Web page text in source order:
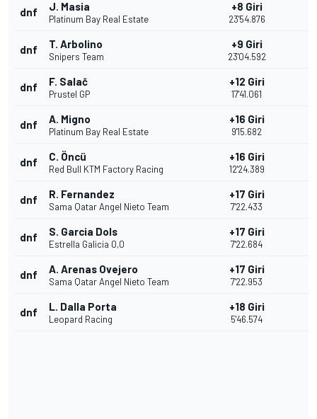
dnf J. Masia
Platinum Bay Real Estate
+8 Giri
23'54.876
dnf T. Arbolino
Snipers Team
+9 Giri
23'04.592
dnf F. Salač
Prustel GP
+12 Giri
17'41.061
dnf A. Migno
Platinum Bay Real Estate
+16 Giri
9'15.682
dnf C. Öncü
Red Bull KTM Factory Racing
+16 Giri
12'24.389
dnf R. Fernandez
Sama Qatar Angel Nieto Team
+17 Giri
7'22.433
dnf S. Garcia Dols
Estrella Galicia 0,0
+17 Giri
7'22.684
dnf A. Arenas Ovejero
Sama Qatar Angel Nieto Team
+17 Giri
7'22.953
dnf L. Dalla Porta
Leopard Racing
+18 Giri
5'46.574